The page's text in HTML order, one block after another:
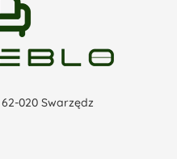
020 Swarzędz